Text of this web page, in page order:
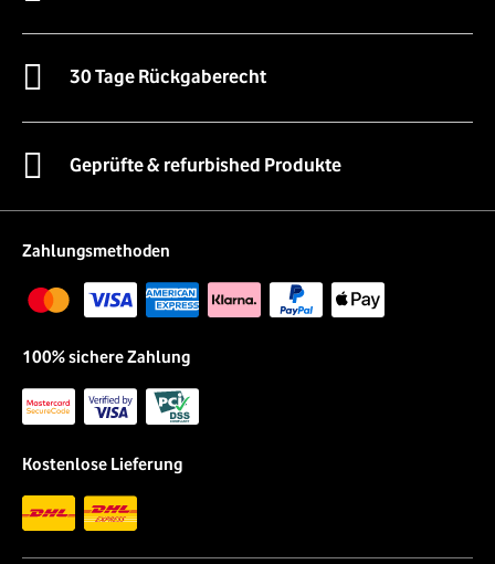
30 Tage Rückgaberecht
Geprüfte & refurbished Produkte
Zahlungsmethoden
100% sichere Zahlung
Kostenlose Lieferung